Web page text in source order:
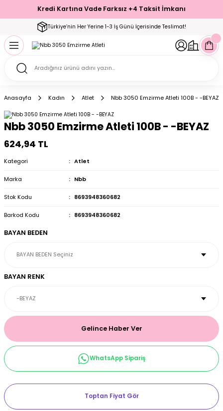
Kredi Kartına Vade Farksız +4 Taksit İmkanı
Türkiye’nin Her Yerine 1-3 İş Günü İçerisinde Teslimat!
Geri Dön
& Büstiyer Takım
Geri Dön
Geri Dön
Geri Dön
Setler
Geri Dön
Geri Dön
Geri Dön
Çorap
Geri Dön
Geri Dön
Anasayfa Kadın Atlet Nbb 3050 Emzirme Atleti 100B - -BEYAZ
Nbb 3050 Emzirme Atleti 100B - -BEYAZ
624,94 TL
Kategori Atlet
Marka Nbb
Stok Kodu 8693948360682
Barkod Kodu 8693948360682
BAYAN BEDEN
BAYAN RENK
Gelince Haber Ver
WhatsApp Sipariş
Toptan Fiyat Gör